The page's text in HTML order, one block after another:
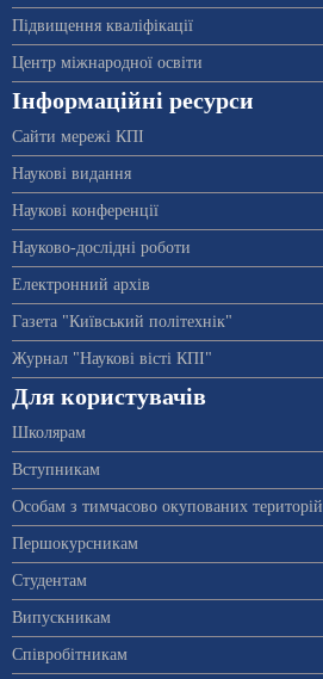
Підвищення кваліфікації
Центр міжнародної освіти
Інформаційні ресурси
Сайти мережі КПІ
Наукові видання
Наукові конференції
Науково-дослідні роботи
Електронний архів
Газета "Київський політехнік"
Журнал "Наукові вісті КПІ"
Для користувачів
Школярам
Вступникам
Особам з тимчасово окупованих територій
Першокурсникам
Студентам
Випускникам
Співробітникам